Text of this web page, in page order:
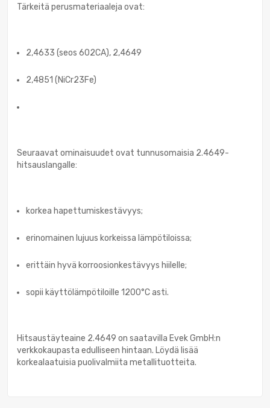
Tärkeitä perusmateriaaleja ovat:
2,4633 (seos 602CA), 2,4649
2,4851 (NiCr23Fe)
Seuraavat ominaisuudet ovat tunnusomaisia 2.4649-
hitsauslangalle:
korkea hapettumiskestävyys;
erinomainen lujuus korkeissa lämpötiloissa;
erittäin hyvä korroosionkestävyys hiilelle;
sopii käyttölämpötiloille 1200°C asti.
Hitsaustäyteaine 2.4649 on saatavilla Evek GmbH:n
verkkokaupasta edulliseen hintaan. Löydä lisää
korkealaatuisia puolivalmiita metallituotteita.